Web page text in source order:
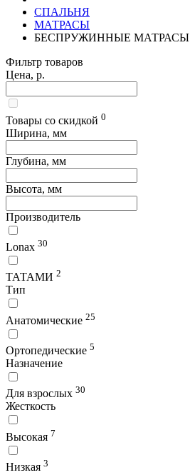
СПАЛЬНЯ
МАТРАСЫ
БЕСПРУЖИННЫЕ МАТРАСЫ
Фильтр товаров
Цена, р.
Товары со скидкой 0
Ширина, мм
Глубина, мм
Высота, мм
Производитель
Lonax 30
ТАТАМИ 2
Тип
Анатомические 25
Ортопедические 5
Назначение
Для взрослых 30
Жесткость
Высокая 7
Низкая 3